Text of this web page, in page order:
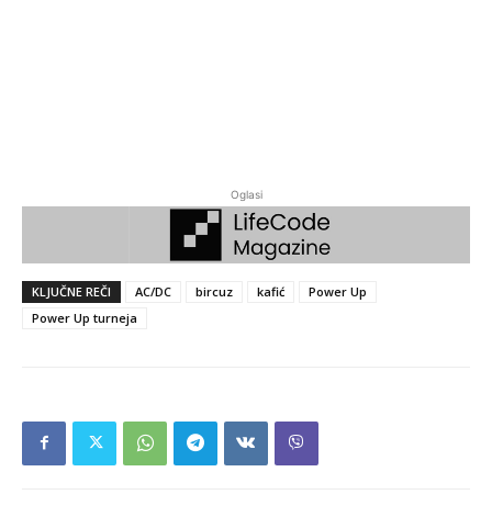
Oglasi
KLJUČNE REČI AC/DC bircuz kafić
Power Up
Power Up turneja